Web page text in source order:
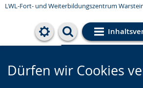
LWL-Fort- und Weiterbildungszentrum
Cookie-
Dürfen wir Cookies